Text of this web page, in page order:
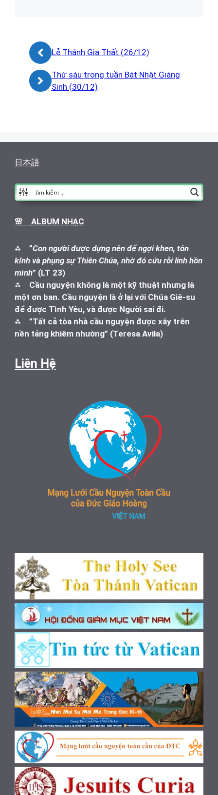
Lễ Thánh Gia Thất (26/12)
Thứ sáu trong tuần Bát Nhật Giáng
Sinh (30/12)
日本語
🌸 ALBUM NHẠC
⁂ ”Con người được dựng nên để ngợi khen, tôn
kính và phụng sự Thiên Chúa, nhờ đó cứu rỗi linh hồn
mình” (LT 23)
⁂ Cầu nguyện không là một kỹ thuật nhưng là
một ơn ban. Cầu nguyện là ở lại với Chúa Giê-su
để được Tình Yêu, và được Người sai đi.
⁂ ”Tất cả tòa nhà cầu nguyện được xây trên
nền tảng khiêm nhường” (Teresa Avila)
Liên Hệ